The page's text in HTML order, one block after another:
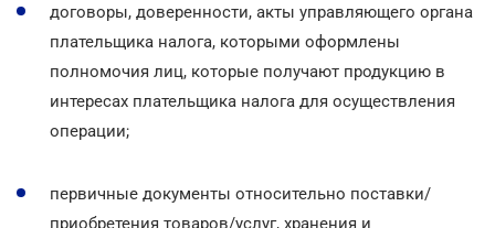
договоры, доверенности, акты управляющего органа
плательщика налога, которыми оформлены
полномочия лиц, которые получают продукцию в
интересах плательщика налога для осуществления
операции;
первичные документы относительно поставки/
приобретения товаров/услуг, хранения и